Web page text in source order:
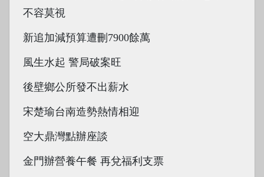
不容莫視
新追加減預算遭刪7900餘萬
風生水起 警局破案旺
後壁鄉公所發不出薪水
宋楚瑜台南造勢熱情相迎
空大鼎灣點辦座談
金門辦營養午餐 再兌福利支票